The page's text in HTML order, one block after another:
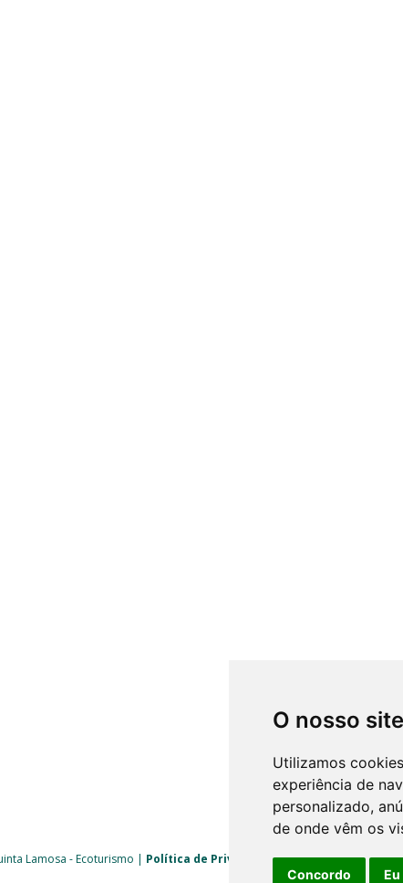
O nosso
Utilizamos
experiência de
personalizado,
de onde vêm os
Concordo
Lamosa - Ecoturismo | Política de Privacidade|Livro de